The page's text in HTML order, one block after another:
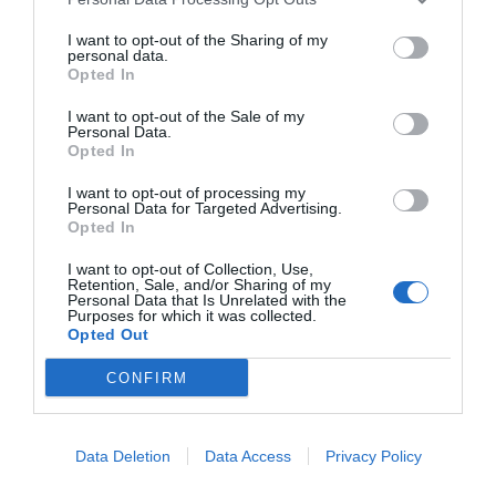
I want to opt-out of the Sharing of my
personal data.
Opted In
I want to opt-out of the Sale of my
Personal Data.
Opted In
I want to opt-out of processing my
Personal Data for Targeted Advertising.
Opted In
I want to opt-out of Collection, Use,
Retention, Sale, and/or Sharing of my
Personal Data that Is Unrelated with the
Purposes for which it was collected.
Opted Out
CONFIRM
Data Deletion Data Access Privacy Policy
παιχνίδι. Και οι λόγοι, προφανείς. Δείτε τους
και μόνοι σας στην media gallery από κάτω…
ΔΗΜΟΦΙΛΕΣΤΕΡΑ ΗΜΕΡΑΣ